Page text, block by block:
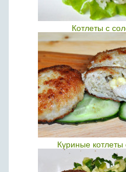
Котлеты с
Куриные котлеты